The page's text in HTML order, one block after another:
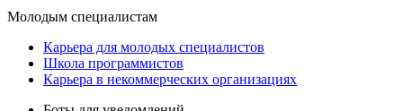
Молодым специалистам
Карьера для молодых специалистов
Школа программистов
Карьера в некоммерческих организациях